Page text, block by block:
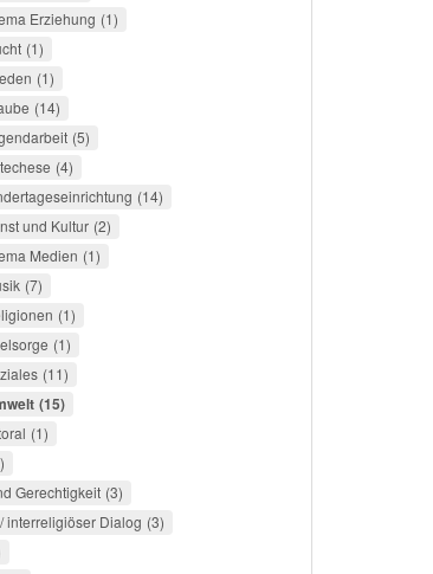
Erziehung 1
1
1
14
5
4
14
und Kultur 2
Medien 1
7
1
1
11
15
1
Gerechtigkeit 3
interreligiöser Dialog 3